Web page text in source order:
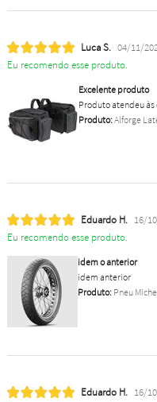
Luca S. 04/11/
Eu recomendo esse produto.
Excelente produto
Produto atendeu
Produto:Alforge
Eduardo H. 16/
Eu recomendo esse produto.
idem o anterior
idem anterior
Produto:Pneu
Eduardo H. 16/